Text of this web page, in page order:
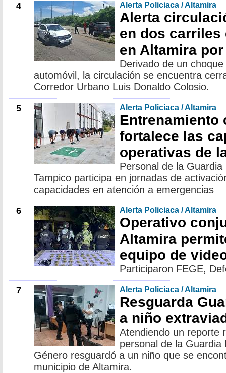
4 Alerta Policiaca / Altamira
Alerta
en dos carriles
en Altamira
Derivado de un
automóvil, la circulación se encuentra
Corredor Urbano Luis Donaldo Colosio.
5 Alerta Policiaca / Altamira
Entrenamiento
fortalece las
operativas de
Personal de la
Tampico participa en jornadas de
capacidades en atención a emergencias
6 Alerta Policiaca / Altamira
Operativo
Altamira
equipo de
Participaron FEGE,
7 Alerta Policiaca / Altamira
Resguarda
a niño
Atendiendo un reporte
personal de la
Género resguardó a un niño que se
municipio de Altamira.